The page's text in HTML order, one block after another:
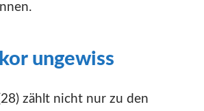
ungewiss
zählt nicht nur zu den